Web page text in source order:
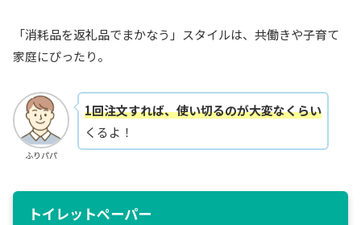
「消耗品を返礼品でまかなう」スタイルは、共働きや子育て
家庭にぴったり。
ふりパパ
1回注文すれば、使い切るのが大変なくらい
くるよ！
トイレットペーパー